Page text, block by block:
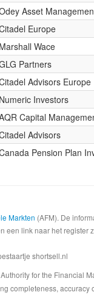
Asset
Europe
Marshall Wace
Partners
Advisors Europe
Numeric Investors
Capital
Advisors
Pension Plan
Markten (AFM). De
een link naar het register
shortsell.nl
for the Financial
completeness, accuracy